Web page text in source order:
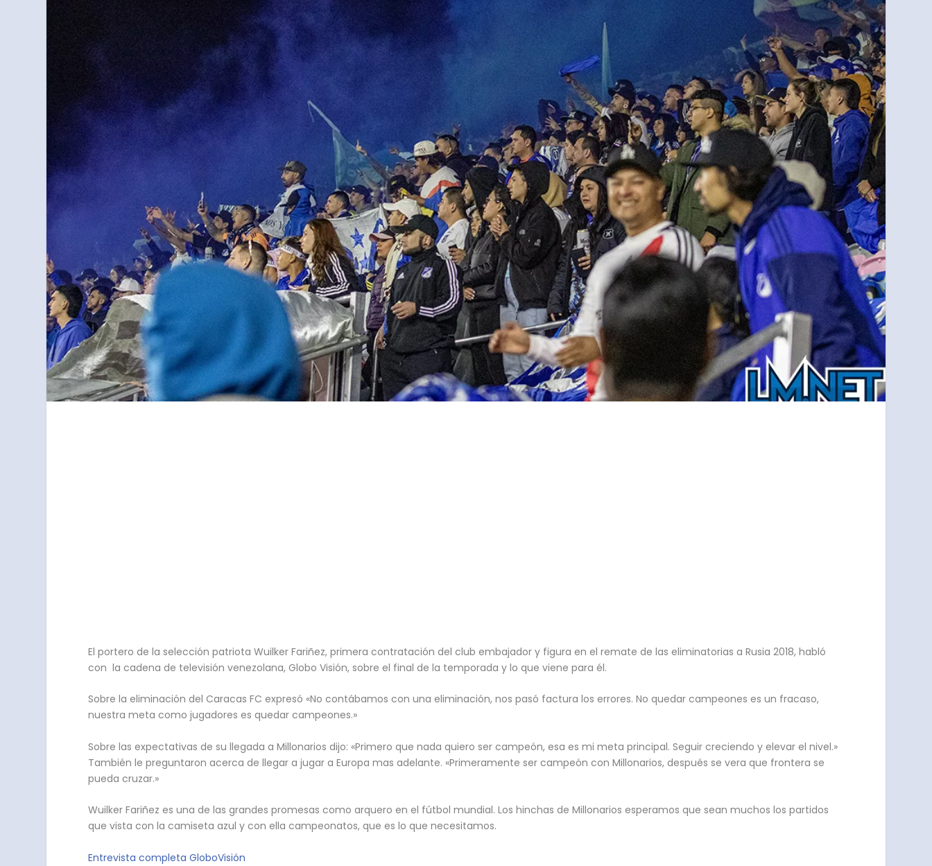
El portero de la selección patriota Wuilker Fariñez, primera contratación del club embajador y figura en el remate de las eliminatorias a Rusia 2018, habló
con la cadena de televisión venezolana, Globo Visión, sobre el final de la temporada y lo que viene para él.
Sobre la eliminación del Caracas FC expresó «No contábamos con una eliminación, nos pasó factura los errores. No quedar campeones es un fracaso,
nuestra meta como jugadores es quedar campeones.»
Sobre las expectativas de su llegada a Millonarios dijo: «Primero que nada quiero ser campeón, esa es mi meta principal. Seguir creciendo y elevar el nivel.»
También le preguntaron acerca de llegar a jugar a Europa mas adelante. «Primeramente ser campeón con Millonarios, después se vera que frontera se
pueda cruzar.»
Wuilker Fariñez es una de las grandes promesas como arquero en el fútbol mundial. Los hinchas de Millonarios esperamos que sean muchos los partidos
que vista con la camiseta azul y con ella campeonatos, que es lo que necesitamos.
Entrevista completa GloboVisión